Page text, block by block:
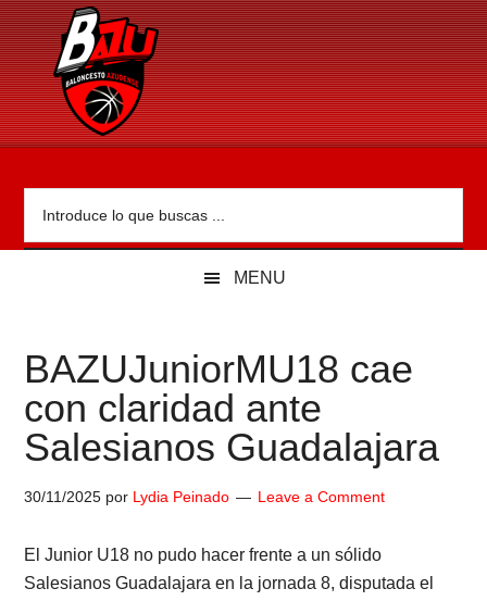
Skip
to
main
content
Skip
to
secondary
menu
Skip
to
primary
sidebar
Skip
to
footer
Bazu.es
Baloncesto
-
Bazu
Bazu.es
buscas
MENU
BAZUJuniorMU18 cae
con claridad ante
Salesianos Guadalajara
30/11/2025 por Lydia Peinado Leave a Comment
El Junior U18 no pudo hacer frente a un sólido
Salesianos Guadalajara en la jornada 8, disputada el